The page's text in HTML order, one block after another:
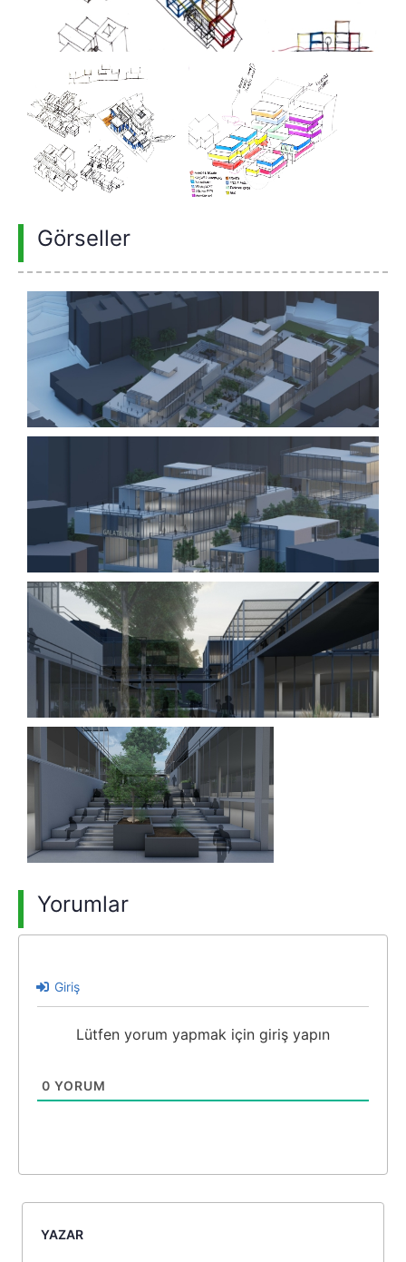
Görseller
Yorumlar
Giriş
Lütfen yorum yapmak için giriş yapın
0 YORUM
YAZAR